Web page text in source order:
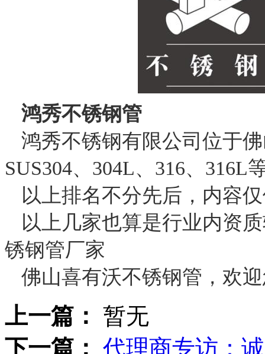
鸿秀不锈钢管
鸿秀不锈钢有限公司位于
SUS304、304L、316、316L
以上排名不分先后，内容
以上几家也算是行业内资
锈钢管厂家
佛山喜有沃不锈钢管，欢
上一篇： 暂无
下一篇： 代理商专访：